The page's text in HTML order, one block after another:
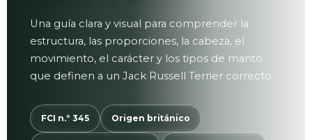
Una guía clara y visual para comprender la
estructura, las proporciones, la cabeza, el
movimiento, el carácter y los tipos de manto
que definen a un Jack Russell Terrier correcto.
FCI n.º 345 Origen británico